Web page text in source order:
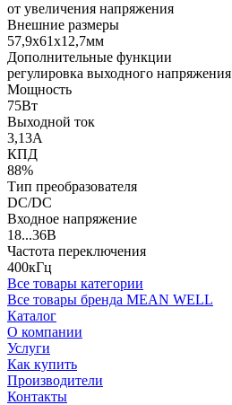
от увеличения напряжения
Внешние размеры
57,9x61x12,7мм
Дополнительные функции
регулировка выходного напряжения
Мощность
75Вт
Выходной ток
3,13А
КПД
88%
Тип преобразователя
DC/DC
Входное напряжение
18...36В
Частота переключения
400кГц
Все товары категории
Все товары бренда MEAN WELL
Каталог
О компании
Услуги
Как купить
Производители
Контакты